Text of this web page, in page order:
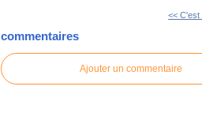
<< C'est
commentaires
Ajouter un commentaire